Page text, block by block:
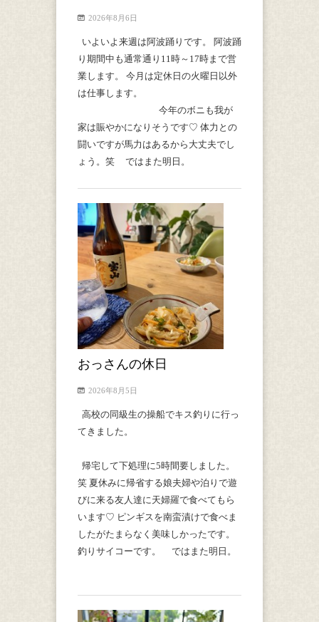
2026年8月6日
いよいよ来週は阿波踊りです。 阿波踊
り期間中も通常通り11時～17時まで営
業します。 今月は定休日の火曜日以外
は仕事します。
今年のボニも我が
家は賑やかになりそうです♡ 体力との
闘いですが馬力はあるから大丈夫でし
ょう。笑 ではまた明日。
おっさんの休日
2026年8月5日
高校の同級生の操船でキス釣りに行っ
てきました。
帰宅して下処理に5時間要しました。
笑 夏休みに帰省する娘夫婦や泊りで遊
びに来る友人達に天婦羅で食べてもら
います♡ ピンギスを南蛮漬けで食べま
したがたまらなく美味しかったです。
釣りサイコーです。 ではまた明日。